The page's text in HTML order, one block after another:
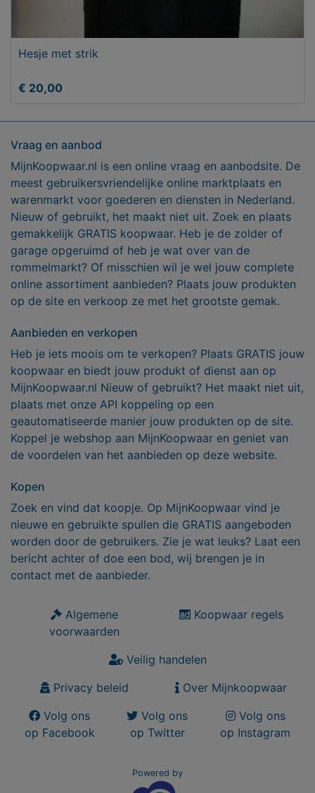
Hesje met strik
€ 20,00
Vraag en aanbod
MijnKoopwaar.nl is een online vraag en aanbodsite. De
meest gebruikersvriendelijke online marktplaats en
warenmarkt voor goederen en diensten in Nederland.
Nieuw of gebruikt, het maakt niet uit. Zoek en plaats
gemakkelijk GRATIS koopwaar. Heb je de zolder of
garage opgeruimd of heb je wat over van de
rommelmarkt? Of misschien wil je wel jouw complete
online assortiment aanbieden? Plaats jouw produkten
op de site en verkoop ze met het grootste gemak.
Aanbieden en verkopen
Heb je iets moois om te verkopen? Plaats GRATIS jouw
koopwaar en biedt jouw produkt of dienst aan op
MijnKoopwaar.nl Nieuw of gebruikt? Het maakt niet uit,
plaats met onze API koppeling op een
geautomatiseerde manier jouw produkten op de site.
Koppel je webshop aan MijnKoopwaar en geniet van
de voordelen van het aanbieden op deze website.
Kopen
Zoek en vind dat koopje. Op MijnKoopwaar vind je
nieuwe en gebruikte spullen die GRATIS aangeboden
worden door de gebruikers. Zie je wat leuks? Laat een
bericht achter of doe een bod, wij brengen je in
contact met de aanbieder.
Algemene
voorwaarden
Koopwaar regels
Veilig handelen
Privacy beleid
Over Mijnkoopwaar
Volg ons
op Facebook
Volg ons
op Twitter
Volg ons
op Instagram
Powered by